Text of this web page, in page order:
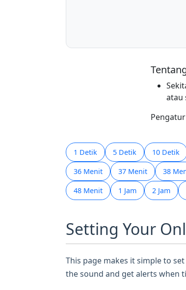
atau
1 Detik 5 Detik 10 Detik
36 Menit 37 Menit 38
48 Menit 1 Jam 2 Jam
Setting Your
This page makes it simple to
the sound and get alerts when